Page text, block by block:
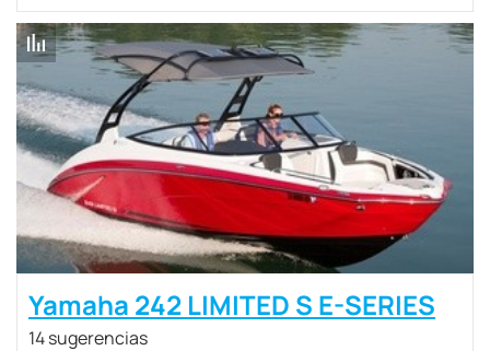
Yamaha 242 LIMITED S E-SERIES
14 sugerencias